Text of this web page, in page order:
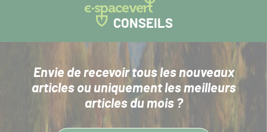
CONSEILS
Envie de recevoir tous les nouveaux
articlesou uniquement les meilleurs
articles du mois ?